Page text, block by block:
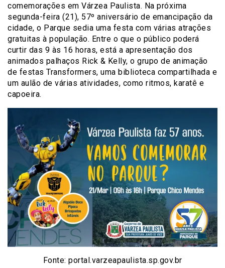
comemorações em Várzea Paulista. Na próxima
segunda-feira (21), 57º aniversário de emancipação da
cidade, o Parque sedia uma festa com várias atrações
gratuitas à população. Entre o que o público poderá
curtir das 9 às 16 horas, está a apresentação dos
animados palhaços Rick & Kelly, o grupo de animação
de festas Transformers, uma biblioteca compartilhada e
um aulão de várias atividades, como ritmos, karatê e
capoeira.
Fonte: portal.varzeapaulista.sp.gov.br